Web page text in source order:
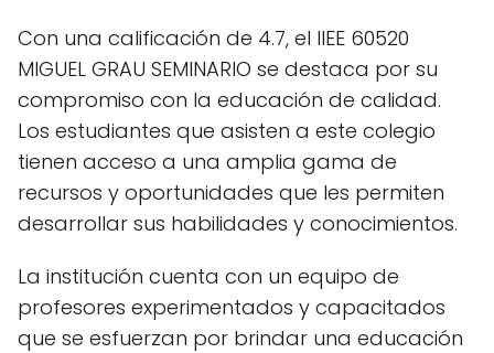
Con una calificación de 4.7, el IIEE 60520
MIGUEL GRAU SEMINARIO se destaca por su
compromiso con la educación de calidad.
Los estudiantes que asisten a este colegio
tienen acceso a una amplia gama de
recursos y oportunidades que les permiten
desarrollar sus habilidades y conocimientos.
La institución cuenta con un equipo de
profesores experimentados y capacitados
que se esfuerzan por brindar una educación